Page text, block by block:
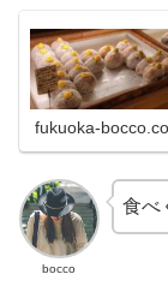
fukuoka-
bocco
食べ